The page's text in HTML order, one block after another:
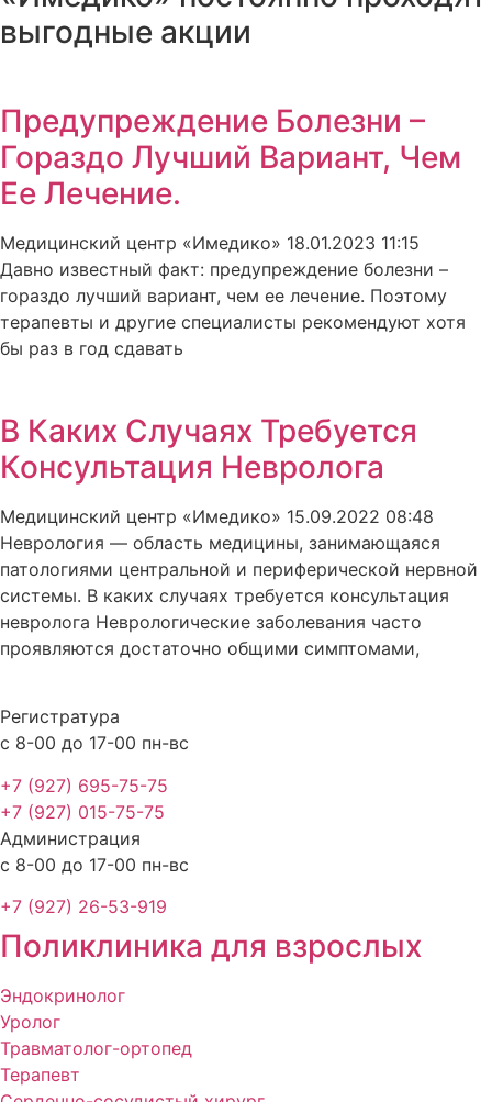
выгодные акции
Предупреждение Болезни –
Гораздо Лучший Вариант, Чем
Ее Лечение.
Медицинский центр «Имедико» 18.01.2023 11:15
Давно известный факт: предупреждение болезни –
гораздо лучший вариант, чем ее лечение. Поэтому
терапевты и другие специалисты рекомендуют хотя
бы раз в год сдавать
В Каких Случаях Требуется
Консультация Невролога
Медицинский центр «Имедико» 15.09.2022 08:48
Неврология — область медицины, занимающаяся
патологиями центральной и периферической нервной
системы. В каких случаях требуется консультация
невролога Неврологические заболевания часто
проявляются достаточно общими симптомами,
Регистратура
с 8-00 до 17-00 пн-вс
+7 (927) 695-75-75
+7 (927) 015-75-75
Администрация
с 8-00 до 17-00 пн-вс
+7 (927) 26-53-919
Поликлиника для взрослых
Эндокринолог
Уролог
Травматолог-ортопед
Терапевт